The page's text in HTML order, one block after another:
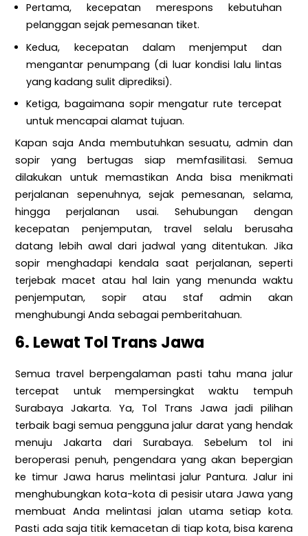
Pertama, kecepatan merespons kebutuhan
pelanggan sejak pemesanan tiket.
Kedua, kecepatan dalam menjemput dan
mengantar penumpang (di luar kondisi lalu lintas
yang kadang sulit diprediksi).
Ketiga, bagaimana sopir mengatur rute tercepat
untuk mencapai alamat tujuan.
Kapan saja Anda membutuhkan sesuatu, admin dan
sopir yang bertugas siap memfasilitasi. Semua
dilakukan untuk memastikan Anda bisa menikmati
perjalanan sepenuhnya, sejak pemesanan, selama,
hingga perjalanan usai. Sehubungan dengan
kecepatan penjemputan, travel selalu berusaha
datang lebih awal dari jadwal yang ditentukan. Jika
sopir menghadapi kendala saat perjalanan, seperti
terjebak macet atau hal lain yang menunda waktu
penjemputan, sopir atau staf admin akan
menghubungi Anda sebagai pemberitahuan.
6. Lewat Tol Trans Jawa
Semua travel berpengalaman pasti tahu mana jalur
tercepat untuk mempersingkat waktu tempuh
Surabaya Jakarta. Ya, Tol Trans Jawa jadi pilihan
terbaik bagi semua pengguna jalur darat yang hendak
menuju Jakarta dari Surabaya. Sebelum tol ini
beroperasi penuh, pengendara yang akan bepergian
ke timur Jawa harus melintasi jalur Pantura. Jalur ini
menghubungkan kota-kota di pesisir utara Jawa yang
membuat Anda melintasi jalan utama setiap kota.
Pasti ada saja titik kemacetan di tiap kota, bisa karena